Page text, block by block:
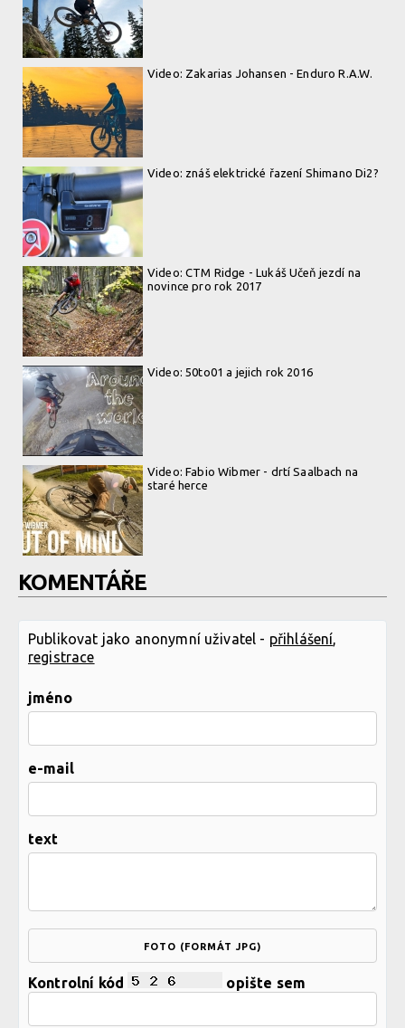
Video: Zakarias Johansen - Enduro R.A.W.
Video: znáš elektrické řazení Shimano Di2?
Video: CTM Ridge - Lukáš Učeň jezdí na
novince pro rok 2017
Video: 50to01 a jejich rok 2016
Video: Fabio Wibmer - drtí Saalbach na
staré herce
KOMENTÁŘE
Publikovat jako anonymní uživatel - přihlášení
registrace
jméno
e-mail
text
FOTO (FORMÁT JPG)
Kontrolní kód opište sem